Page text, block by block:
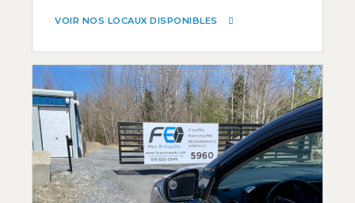
VOIR NOS LOCAUX DISPONIBLES